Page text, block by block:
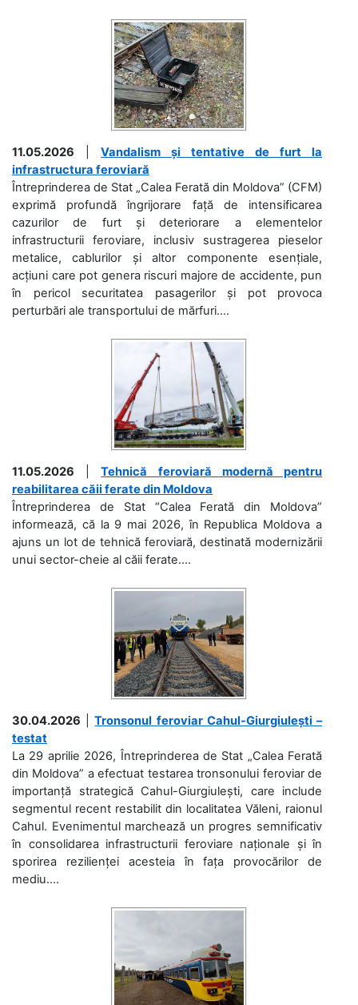
11.05.2026
Vandalism și tentative de furt la
infrastructura feroviară
Întreprinderea de Stat „Calea Ferată din Moldova” (CFM)
exprimă profundă îngrijorare față de intensificarea
cazurilor de furt și deteriorare a elementelor
infrastructurii feroviare, inclusiv sustragerea pieselor
metalice, cablurilor și altor componente esențiale,
acțiuni care pot genera riscuri majore de accidente, pun
în pericol securitatea pasagerilor și pot provoca
perturbări ale transportului de mărfuri....
11.05.2026 |Tehnică feroviară modernă pentru
reabilitarea căii ferate din Moldova
Întreprinderea de Stat “Calea Ferată din Moldova”
informează, că la 9 mai 2026, în Republica Moldova a
ajuns un lot de tehnică feroviară, destinată modernizării
unui sector-cheie al căii ferate....
30.04.2026 |Tronsonul feroviar Cahul-Giurgiulești –
testat
La 29 aprilie 2026, Întreprinderea de Stat „Calea Ferată
din Moldova” a efectuat testarea tronsonului feroviar de
importanță strategică Cahul-Giurgiulești, care include
segmentul recent restabilit din localitatea Văleni, raionul
Cahul. Evenimentul marchează un progres semnificativ
în consolidarea infrastructurii feroviare naționale și în
sporirea rezilienței acesteia în fața provocărilor de
mediu....